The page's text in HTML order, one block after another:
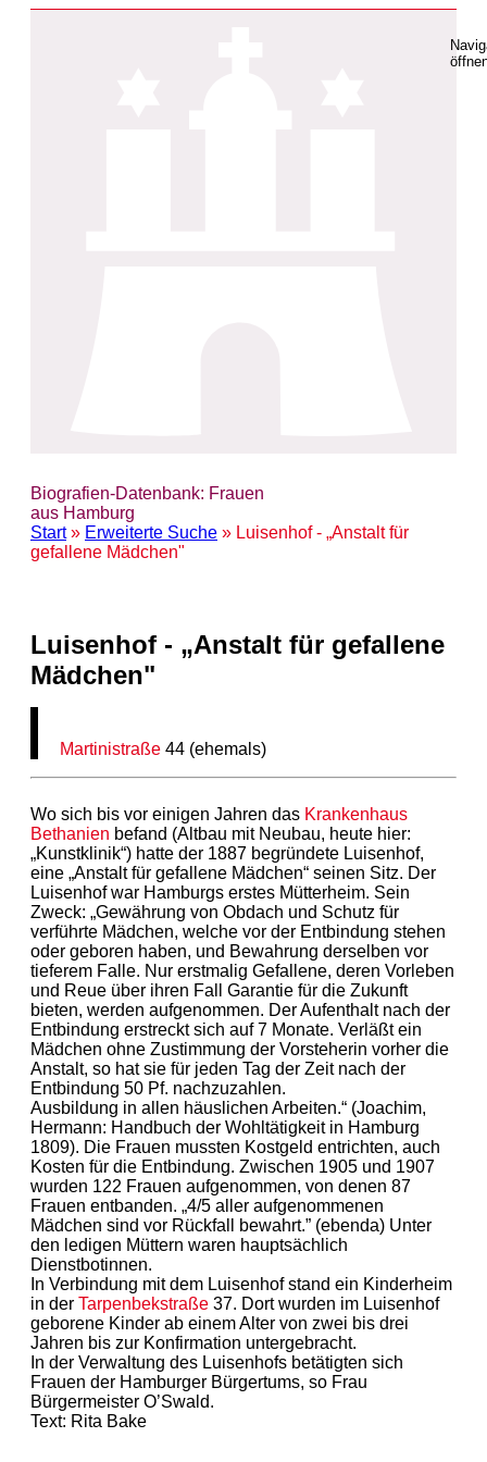
Biografien-Datenbank: Frauen
aus Hamburg
Start» Erweiterte Suche » Luisenhof - „Anstalt für
gefallene Mädchen"
Luisenhof - „Anstalt für gefallene
Mädchen"
Martinistraße 44 (ehemals)
Wo sich bis vor einigen Jahren das Krankenhaus
Bethanien befand (Altbau mit Neubau, heute hier:
„Kunstklinik“) hatte der 1887 begründete Luisenhof,
eine „Anstalt für gefallene Mädchen“ seinen Sitz. Der
Luisenhof war Hamburgs erstes Mütterheim. Sein
Zweck: „Gewährung von Obdach und Schutz für
verführte Mädchen, welche vor der Entbindung stehen
oder geboren haben, und Bewahrung derselben vor
tieferem Falle. Nur erstmalig Gefallene, deren Vorleben
und Reue über ihren Fall Garantie für die Zukunft
bieten, werden aufgenommen. Der Aufenthalt nach der
Entbindung erstreckt sich auf 7 Monate. Verläßt ein
Mädchen ohne Zustimmung der Vorsteherin vorher die
Anstalt, so hat sie für jeden Tag der Zeit nach der
Entbindung 50 Pf. nachzuzahlen.
Ausbildung in allen häuslichen Arbeiten.“ (Joachim,
Hermann: Handbuch der Wohltätigkeit in Hamburg
1809). Die Frauen mussten Kostgeld entrichten, auch
Kosten für die Entbindung. Zwischen 1905 und 1907
wurden 122 Frauen aufgenommen, von denen 87
Frauen entbanden. „4/5 aller aufgenommenen
Mädchen sind vor Rückfall bewahrt.” (ebenda) Unter
den ledigen Müttern waren hauptsächlich
Dienstbotinnen.
In Verbindung mit dem Luisenhof stand ein Kinderheim
in der Tarpenbekstraße 37. Dort wurden im Luisenhof
geborene Kinder ab einem Alter von zwei bis drei
Jahren bis zur Konfirmation untergebracht.
In der Verwaltung des Luisenhofs betätigten sich
Frauen der Hamburger Bürgertums, so Frau
Bürgermeister O’Swald.
Text: Rita Bake